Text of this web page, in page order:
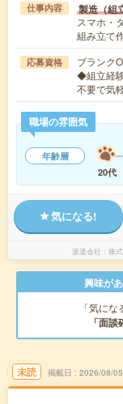
仕事内容 製造（組
スマホ・
組み立て
応募資格
ブランク
◆組立経
不要で気
職場の雰囲気
年齢層
20代
気になる!
派遣会社 株
興味が
「気に
「面談
未読 掲載日 2026/08/05